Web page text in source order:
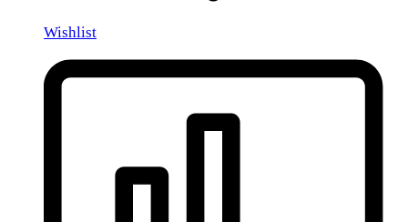
Wishlist